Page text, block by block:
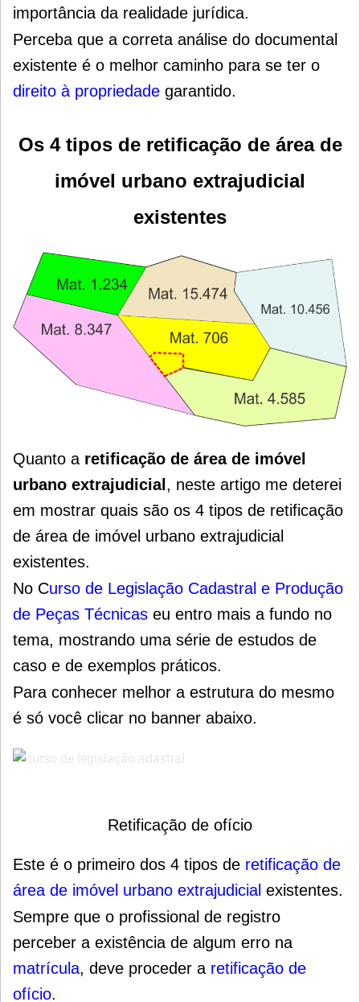
importância da realidade jurídica.
Perceba que a correta análise do documental
existente é o melhor caminho para se ter o
direito à propriedade garantido.
Os 4 tipos de retificação de área de
imóvel urbano extrajudicial
existentes
Quanto a retificação de área de imóvel
urbano extrajudicial , neste artigo me deterei
em mostrar quais são os 4 tipos de retificação
de área de imóvel urbano extrajudicial
existentes.
No Curso de Legislação Cadastral e Produção
de Peças Técnicas eu entro mais a fundo no
tema, mostrando uma série de estudos de
caso e de exemplos práticos.
Para conhecer melhor a estrutura do mesmo
é só você clicar no banner abaixo.
Retificação de ofício
Este é o primeiro dos 4 tipos de retificação de
área de imóvel urbano extrajudicial existentes.
Sempre que o profissional de registro
perceber a existência de algum erro na
matrícula, deve proceder a retificação de
ofício.